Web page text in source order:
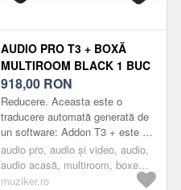
AUDIO PRO T3 + BOXĂ
MULTIROOM BLACK 1 BUC
918,00 RON
Reducere. Aceasta este o
traducere automată generată de
un software: Addon T3 + este un
difuzor mic cu funcționare
simplă, design elegant, dinamică
uimitoare...
audio pro, audio și video, audio,
audio acasă, multiroom, boxe
multiroom, black
muziker.ro